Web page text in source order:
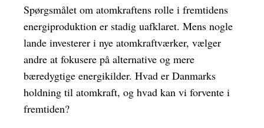
Spørgsmålet om atomkraftens rolle i fremtidens
energiproduktion er stadig uafklaret. Mens nogle
lande investerer i nye atomkraftværker, vælger
andre at fokusere på alternative og mere
bæredygtige energikilder. Hvad er Danmarks
holdning til atomkraft, og hvad kan vi forvente i
fremtiden?